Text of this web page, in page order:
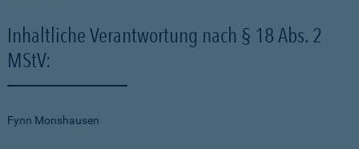
Inhaltliche Verantwortung nach § 18 Abs. 2
MStV:
Fynn Monshausen